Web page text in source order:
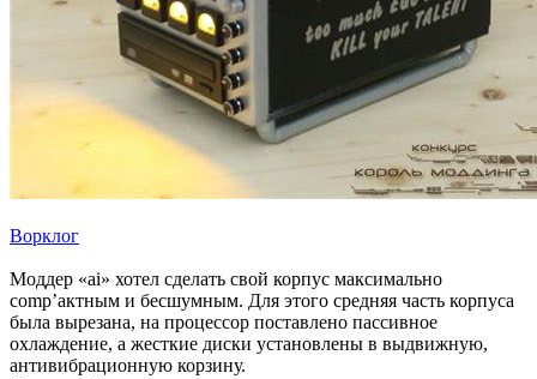
Ворклог
Моддер «ai» хотел сделать свой корпус максимально
comp’актным и бесшумным. Для этого средняя часть корпуса
была вырезана, на процессор поставлено пассивное
охлаждение, а жесткие диски установлены в выдвижную,
антивибрационную корзину.